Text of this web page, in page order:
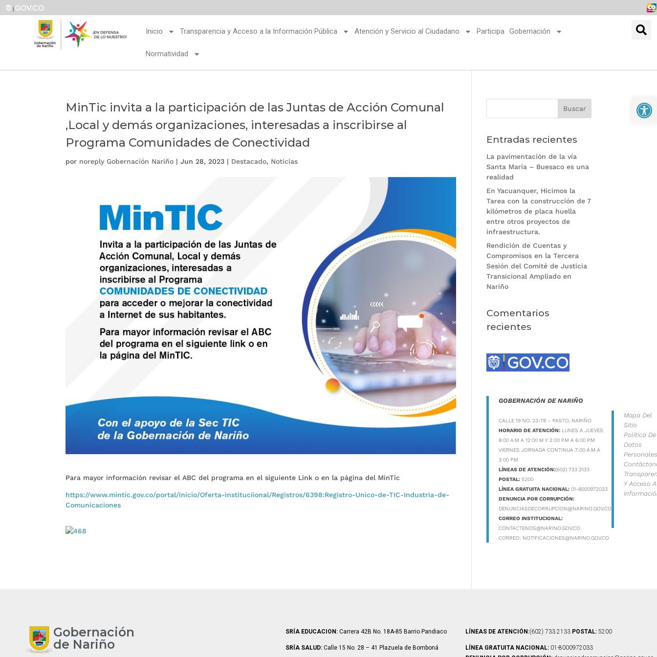
Inicio Transparencia y Acceso a la Información Pública Atención y Servicio al Ciudadano Participa Gobernación
Normatividad
MinTic invita a la participación de las Juntas de Acción Comunal
,Local y demás organizaciones, interesadas a inscribirse al
Programa Comunidades de Conectividad
por noreply Gobernación Nariño |Jun 28, 2023 | Destacado, Noticias
Para mayor información revisar el ABC del programa en el siguiente Link o en la página del MinTic
https://www.mintic.gov.co/portal/inicio/Oferta-instituciional/Registros/6398:Registro-Unico-de-TIC-Industria-de-
Comunicaciones
Entradas recientes
La pavimentación de la vía
Santa María – Buesaco es una
realidad
En Yacuanquer, Hicimos la
Tarea con la construcción de 7
kilómetros de placa huella
entre otros proyectos de
infraestructura.
Rendición de Cuentas y
Compromisos en la Tercera
Sesión del Comité de Justicia
Transicional Ampliado en
Nariño
Comentarios
recientes
GOBERNACIÓN DE NARIÑO
CALLE 19 NO. 23-78 – PASTO, NARIÑO
HORARIO DE ATENCIÓN:LUNES A JUEVES
8:00 A.M A 12:00 M Y 2:00 P.M A 6:00 P.M
VIERNES JORNADA CONTINUA 7:00 A.M A
3:00 P.M
LÍNEAS DE ATENCIÓN:(602) 733 2133
POSTAL:5200
LÍNEA GRATUITA NACIONAL: 01-8000972033
DENUNCIA POR CORRUPCIÓN:
DENUNCIASDECORRUPCION@NARINO.GOV.CO
CORREO INSTITUCIONAL:
CONTACTENOS@NARINO.GOV.CO
CORREO: NOTIFICACIONES@NARINO.GOV.CO
Mapa Del
Sitio
Política De
Datos
Personales
Y Acceso
Gobernación
de Nariño
SRÍA EDUCACION:Carrera 42B No. 18A-85 Barrio Pandiaco
SRÍA SALUD:Calle 15 No. 28 – 41 Plazuela de Bomboná
LÍNEAS DE ATENCIÓN:(602) 733 2133 POSTAL: 5200
LÍNEA GRATUITA NACIONAL: 01-8000972033